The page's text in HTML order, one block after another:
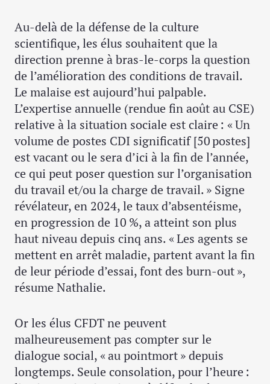
Au-delà de la défense de la culture
scientifique, les élus souhaitent que la
direction prenne à bras-le-corps la question
de l’amélioration des conditions de travail.
Le malaise est aujourd’hui palpable.
L’expertise annuelle (rendue fin août au CSE)
relative à la situation sociale est claire : « Un
volume de postes CDI significatif [50 postes]
est vacant ou le sera d’ici à la fin de l’année,
ce qui peut poser question sur l’organisation
du travail et/ou la charge de travail. » Signe
révélateur, en 2024, le taux d’absentéisme,
en progression de 10 %, a atteint son plus
haut niveau depuis cinq ans. « Les agents se
mettent en arrêt maladie, partent avant la fin
de leur période d’essai, font des burn-out »,
résume Nathalie.
Or les élus CFDT ne peuvent
malheureusement pas compter sur le
dialogue social, « au pointmort » depuis
longtemps. Seule consolation, pour l’heure :